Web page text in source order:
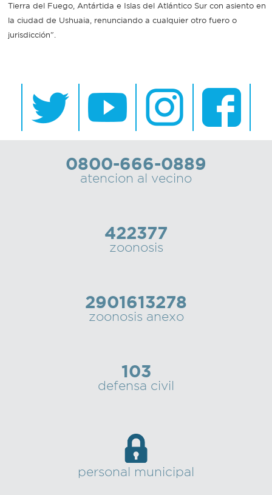
Tierra del Fuego, Antártida e Islas del Atlántico Sur con asiento en
la ciudad de Ushuaia, renunciando a cualquier otro fuero o
jurisdicción".
0800-666-0889
atencion al vecino
422377
zoonosis
2901613278
zoonosis anexo
103
defensa civil
personal municipal